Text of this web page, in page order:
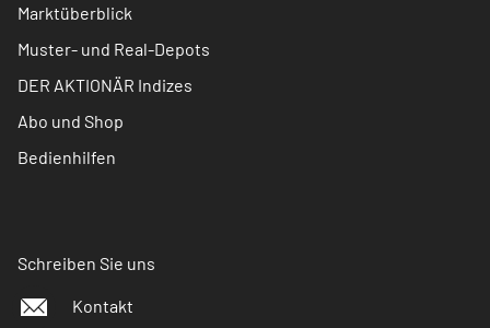
Marktüberblick
Muster- und Real-Depots
DER AKTIONÄR Indizes
Abo und Shop
Bedienhilfen
Schreiben Sie uns
Kontakt